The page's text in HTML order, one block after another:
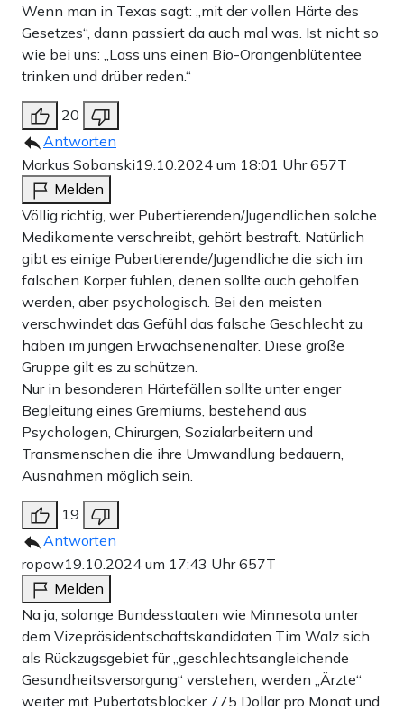
Wenn man in Texas sagt: „mit der vollen Härte des
Gesetzes“, dann passiert da auch mal was. Ist nicht so
wie bei uns: „Lass uns einen Bio-Orangenblütentee
trinken und drüber reden.“
20
Antworten
Markus Sobanski19.10.2024 um 18:01 Uhr657T
Melden
Völlig richtig, wer Pubertierenden/Jugendlichen solche
Medikamente verschreibt, gehört bestraft. Natürlich
gibt es einige Pubertierende/Jugendliche die sich im
falschen Körper fühlen, denen sollte auch geholfen
werden, aber psychologisch. Bei den meisten
verschwindet das Gefühl das falsche Geschlecht zu
haben im jungen Erwachsenenalter. Diese große
Gruppe gilt es zu schützen.
Nur in besonderen Härtefällen sollte unter enger
Begleitung eines Gremiums, bestehend aus
Psychologen, Chirurgen, Sozialarbeitern und
Transmenschen die ihre Umwandlung bedauern,
Ausnahmen möglich sein.
19
Antworten
ropow19.10.2024 um 17:43 Uhr657T
Melden
Na ja, solange Bundesstaaten wie Minnesota unter
dem Vizepräsidentschaftskandidaten Tim Walz sich
als Rückzugsgebiet für „geschlechtsangleichende
Gesundheitsversorgung“ verstehen, werden „Ärzte“
weiter mit Pubertätsblocker 775 Dollar pro Monat und